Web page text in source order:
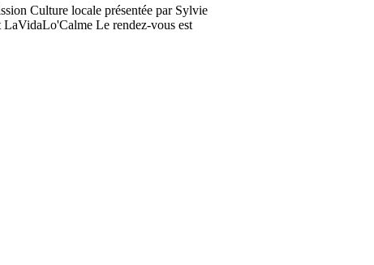
Culture locale présentée par Sylvie
Le rendez-vous est